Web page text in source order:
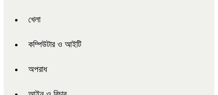
খেলা
কম্পিউটার ও আইটি
অপরাধ